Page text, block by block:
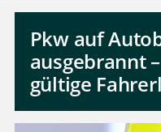
Pkw auf
ausgebrannt
gültige